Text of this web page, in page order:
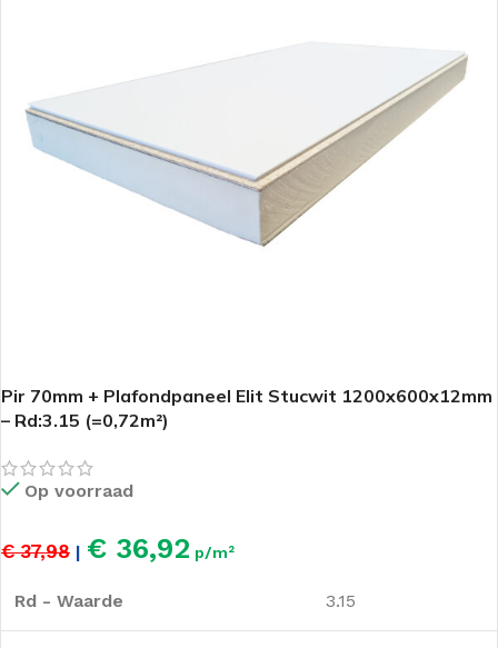
Pir 70mm + Plafondpaneel Elit Stucwit 1200x600x12mm
– Rd:3.15 (=0,72m²)
Op voorraad
€ 37,98 | € 36,92 p/m²
Rd - Waarde 3.15